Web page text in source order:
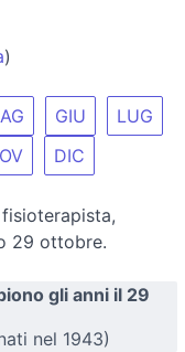
)
GIU
LUG
DIC
29 ottobre.
gli anni il 29
nel 1943)